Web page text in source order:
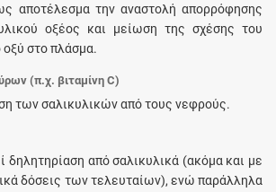
αποτέλεσμα την αναστολή απορρόφησης
οξέος και μείωση της σχέσης του
οξύ στο πλάσμα.
(π.χ. βιταμίνη C)
των σαλικυλικών από τους νεφρούς.
δηλητηρίαση από σαλικυλικά (ακόμα και με
δόσεις των τελευταίων), ενώ παράλληλα